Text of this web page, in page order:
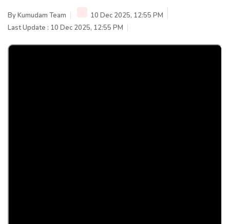
ByKumudam Team
10 Dec 2025, 12:55 PM
Last Update : 10 Dec 2025, 12:55 PM